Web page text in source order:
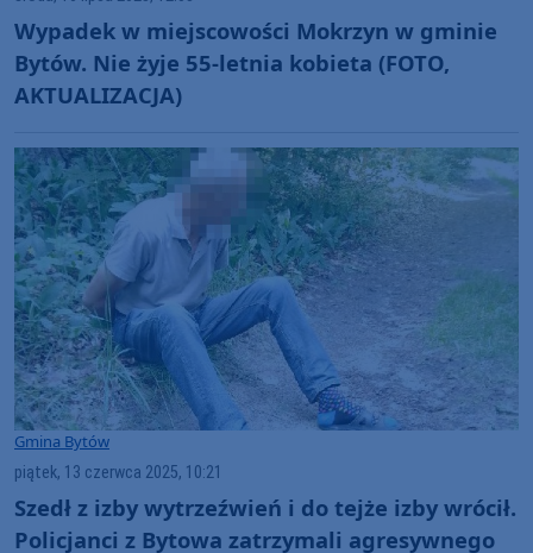
Wypadek w miejscowości Mokrzyn w gminie
Bytów. Nie żyje 55-letnia kobieta (FOTO,
AKTUALIZACJA)
Gmina Bytów
piątek, 13 czerwca 2025, 10:21
Szedł z izby wytrzeźwień i do tejże izby wrócił.
Policjanci z Bytowa zatrzymali agresywnego